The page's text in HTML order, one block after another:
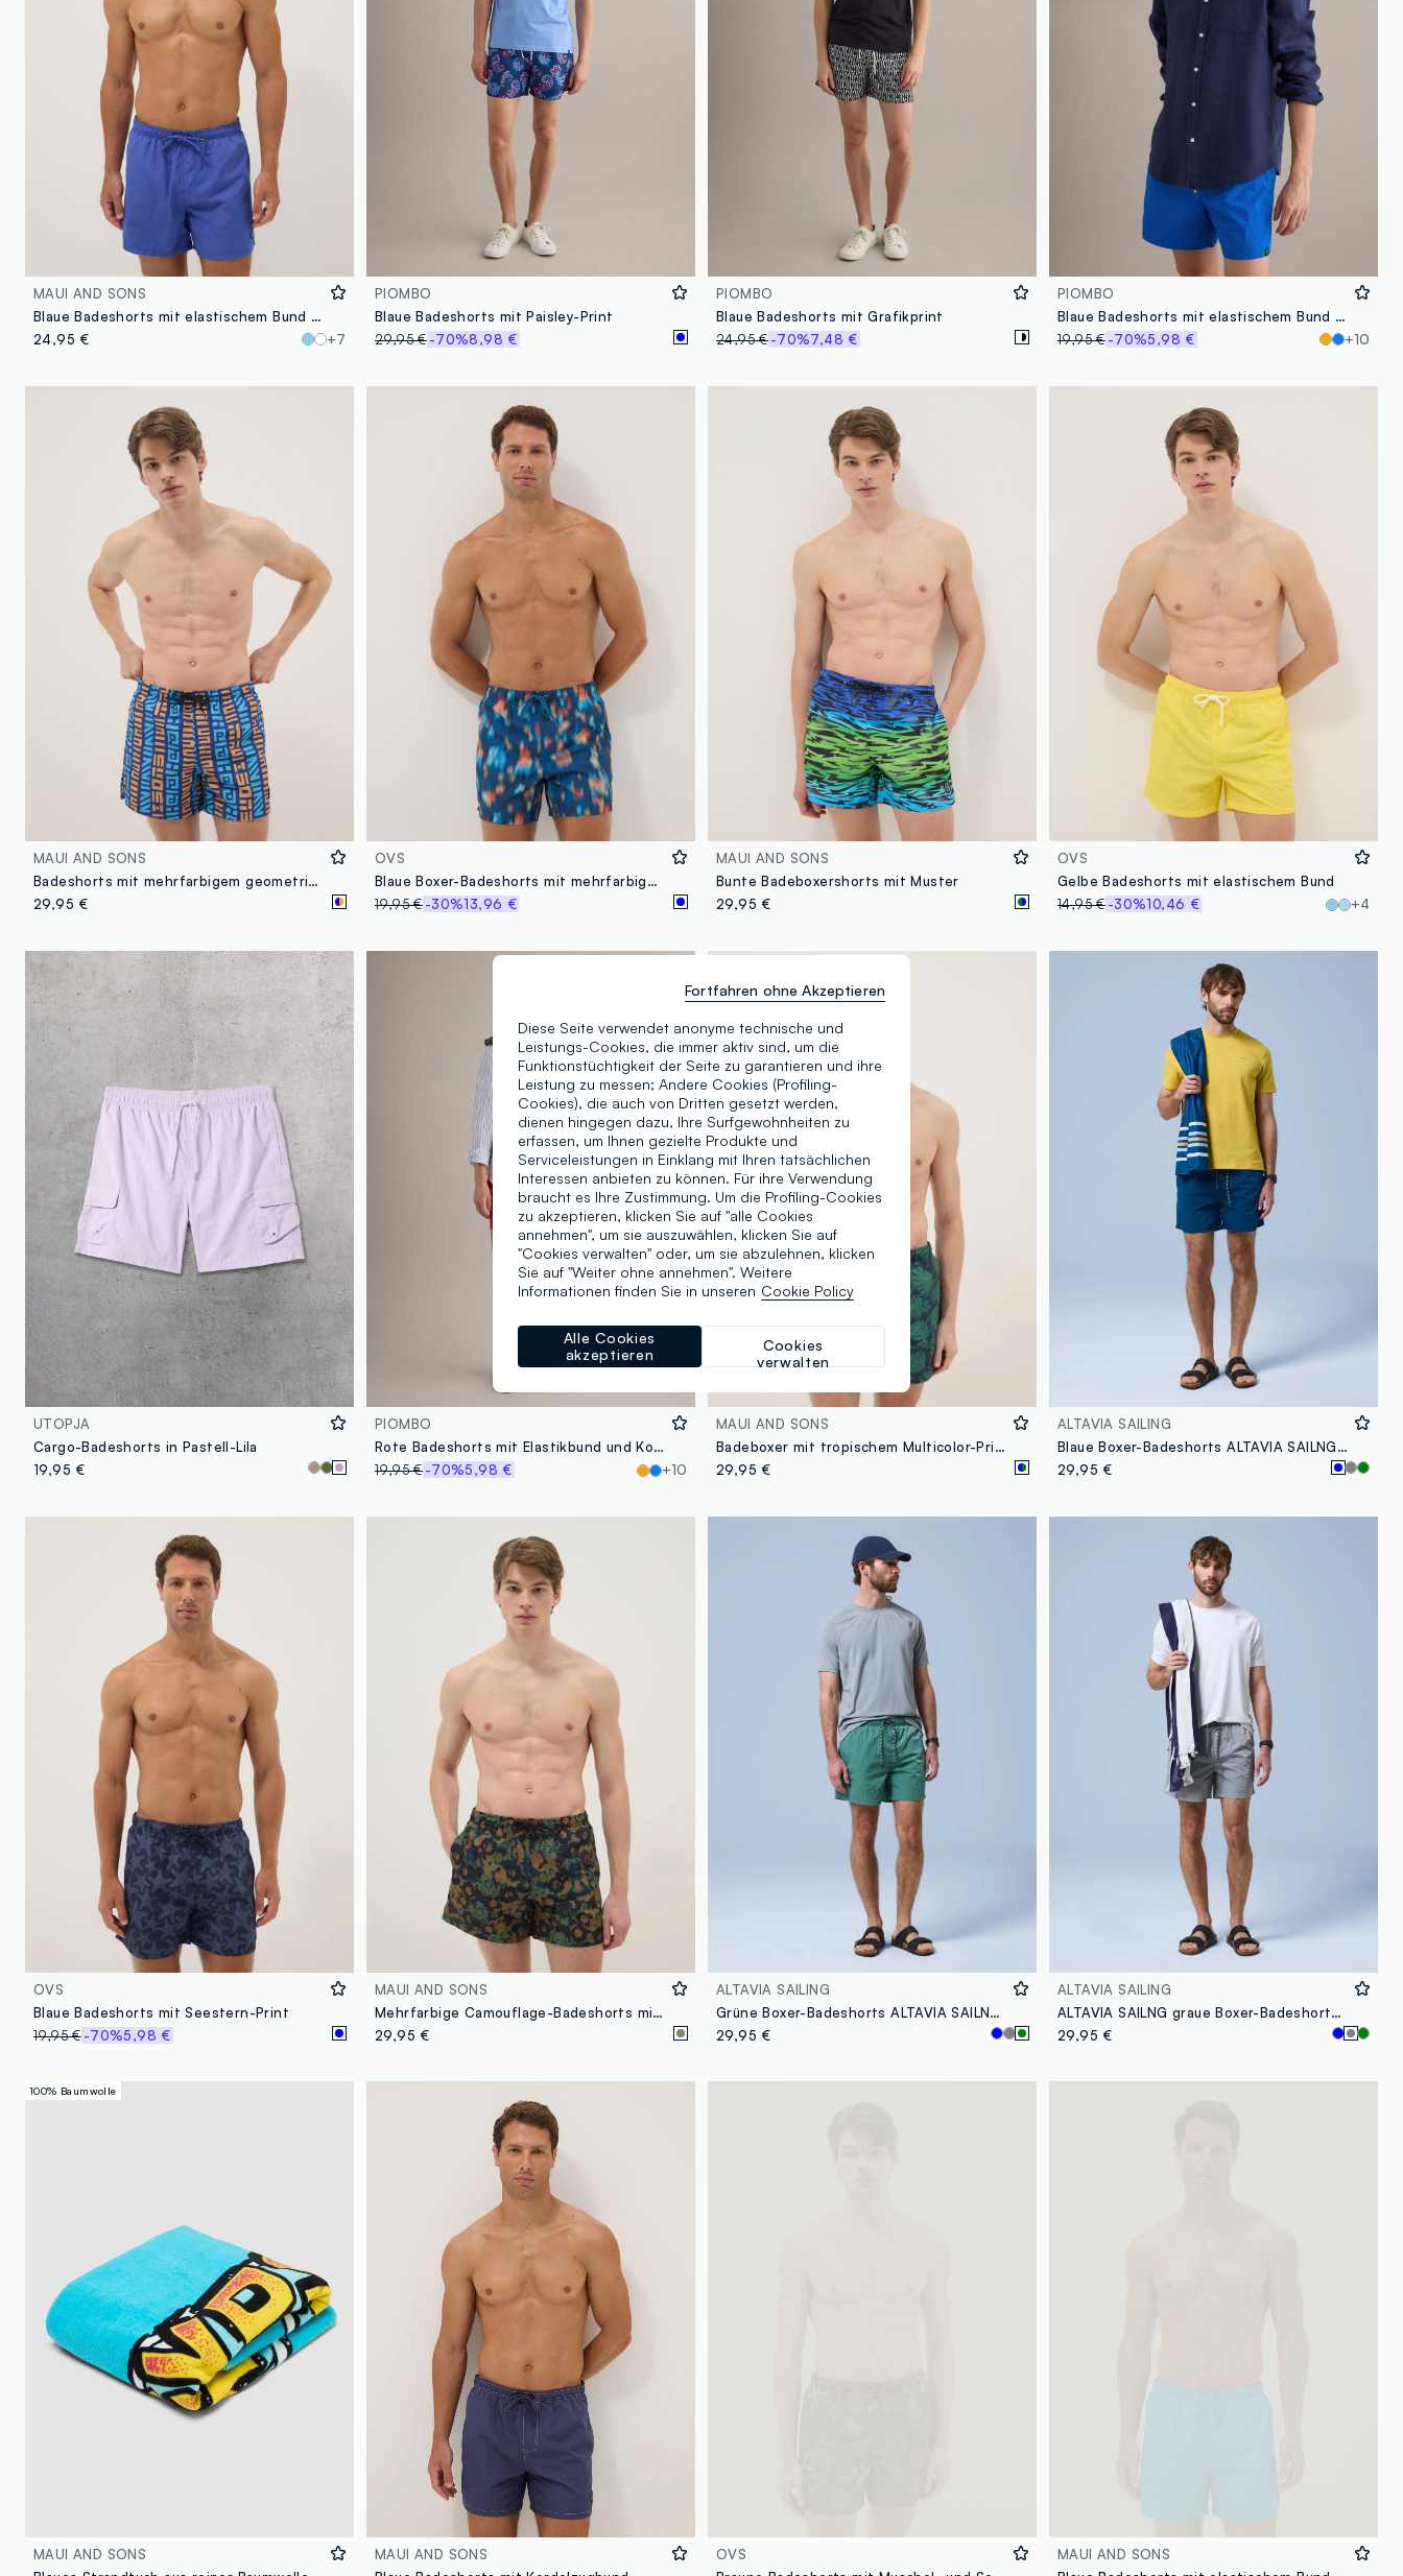
MAUI AND SONS
Blaue Badeshorts mit elastischem Bund und Kordelzug
24,95 €
+7
PIOMBO
Blaue Badeshorts mit Paisley-Print
29,95 €-70%8,98 €
PIOMBO
Blaue Badeshorts mit Grafikprint
24,95 €-70%7,48 €
PIOMBO
Blaue Badeshorts mit elastischem Bund und Kordelzug
19,95 €-70%5,98 € +10
MAUI AND SONS
Badeshorts mit mehrfarbigem geometrischem Muster
29,95 €
OVS
Blaue Boxer-Badeshorts mit mehrfarbigem Farbverlauf-Print
19,95 €-30%13,96 €
MAUI AND SONS
Bunte Badeboxershorts mit Muster
29,95 €
OVS
Gelbe Badeshorts mit elastischem Bund
14,95 €-30%10,46 € +4
UTOPJA
Cargo-Badeshorts in Pastell-Lila
19,95 €
PIOMBO
Rote Badeshorts mit Elastikbund und Kordelzug
19,95 €-70%5,98 € +10
MAUI AND SONS
Badeboxer mit tropischem Multicolor-Print
29,95 €
ALTAVIA SAILING
Blaue Boxer-Badeshorts ALTAVIA SAILNG mit elastischem Bund
29,95 €
OVS
Blaue Badeshorts mit Seestern-Print
19,95 €-70%5,98 €
MAUI AND SONS
Mehrfarbige Camouflage-Badeshorts mit Kordelzug
29,95 €
ALTAVIA SAILING
Grüne Boxer-Badeshorts ALTAVIA SAILNG mit elastischem Bund
29,95 €
ALTAVIA SAILING
ALTAVIA SAILNG graue Boxer-Badeshorts mit elastischem Bund
29,95 €
100% Baumwolle
MAUI AND SONS
MAUI AND SONS
OVS
MAUI AND SONS
Diese Seite verwendet anonyme technische und
Leistungs-Cookies, die immer aktiv sind, um die
Funktionstüchtigkeit der Seite zu garantieren und ihre
Leistung zu messen; Andere Cookies (Profiling-
Cookies), die auch von Dritten gesetzt werden,
dienen hingegen dazu, Ihre Surfgewohnheiten zu
erfassen, um Ihnen gezielte Produkte und
Serviceleistungen in Einklang mit Ihren tatsächlichen
Interessen anbieten zu können. Für ihre Verwendung
braucht es Ihre Zustimmung. Um die Profiling-Cookies
zu akzeptieren, klicken Sie auf "alle Cookies
annehmen", um sie auszuwählen, klicken Sie auf
"Cookies verwalten" oder, um sie abzulehnen, klicken
Sie auf "Weiter ohne annehmen". Weitere
Informationen finden Sie in unseren Cookie Policy
Cookies
verwalten
Alle Cookies
akzeptieren
Fortfahren ohne Akzeptieren